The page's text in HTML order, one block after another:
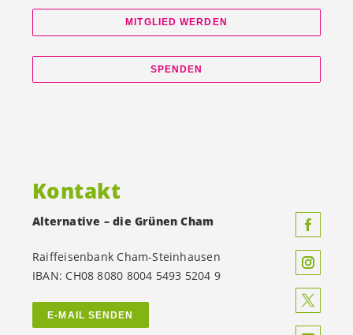
MITGLIED WERDEN
SPENDEN
Kontakt
Alternative – die Grünen Cham
Raiffeisenbank Cham-Steinhausen
IBAN: CH08 8080 8004 5493 5204 9
E-MAIL SENDEN